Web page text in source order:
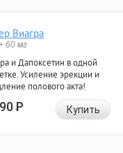
Виагра
60 мг
и Дапоксетин в одной
Усиление эрекции и
полового акта!
Р Купить